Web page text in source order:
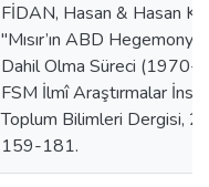
FİDAN, Hasan & Hasan
"Mısır’ın ABD
Dahil Olma Süreci (1970-
FSM İlmî Araştırmalar
Toplum Bilimleri Dergisi,
159-181.